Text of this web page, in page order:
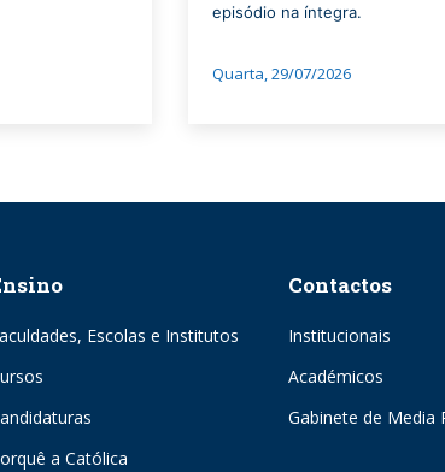
episódio na íntegra.
Quarta, 29/07/2026
Escolas e Institutos
a Católica
Contactos
Institucionais
Académicos
Gabinete de Media